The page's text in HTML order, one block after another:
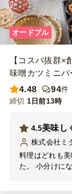
オードブル
【コスパ抜群
味噌カツミニ
4.48
94件
締切 1日前13時
美味し
4.5
株式会社ミ
料理はどれも
た。 小分けに